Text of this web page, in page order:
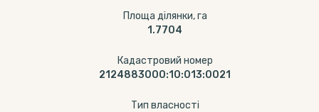
Площа ділянки, га
1.7704
Кадастровий номер
2124883000:10:013:0021
Тип власності